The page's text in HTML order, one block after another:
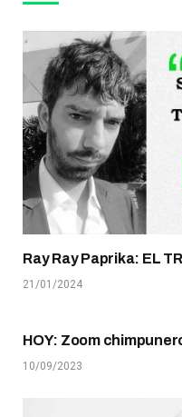
Ray Ray Paprika: EL
21/01/2024
HOY: Zoom
10/09/2023